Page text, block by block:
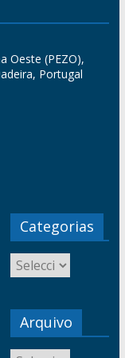
Oeste (PEZO),
Portugal
Categorias
Arquivo